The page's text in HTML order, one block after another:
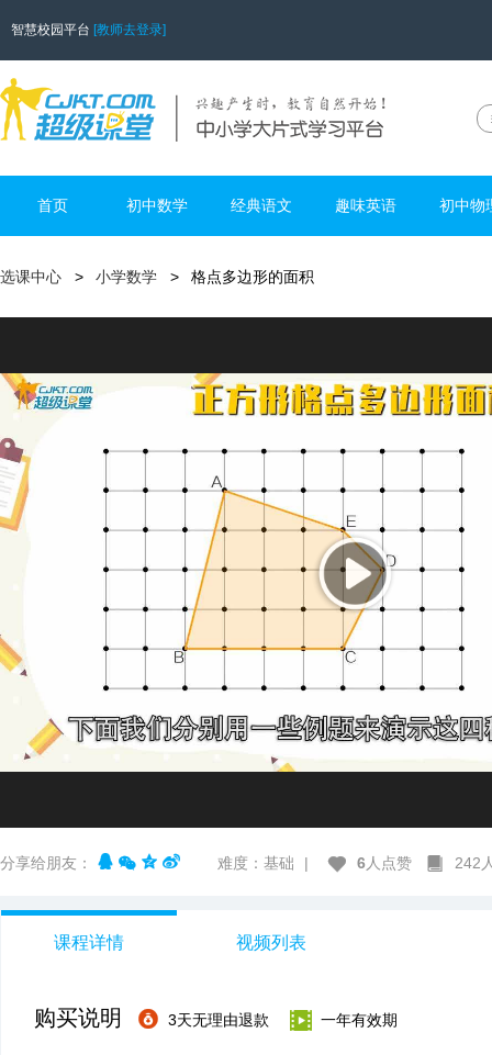
智慧校园平台 [教师去登录]
首页 初中数学 经典语文 趣味英语 初中物
选课中心 小学数学 格点多边形的面积
分享给朋友： 难度：基础 | 6人点赞 242
课程详情 视频列表
购买说明 3天无理由退款 一年有效期